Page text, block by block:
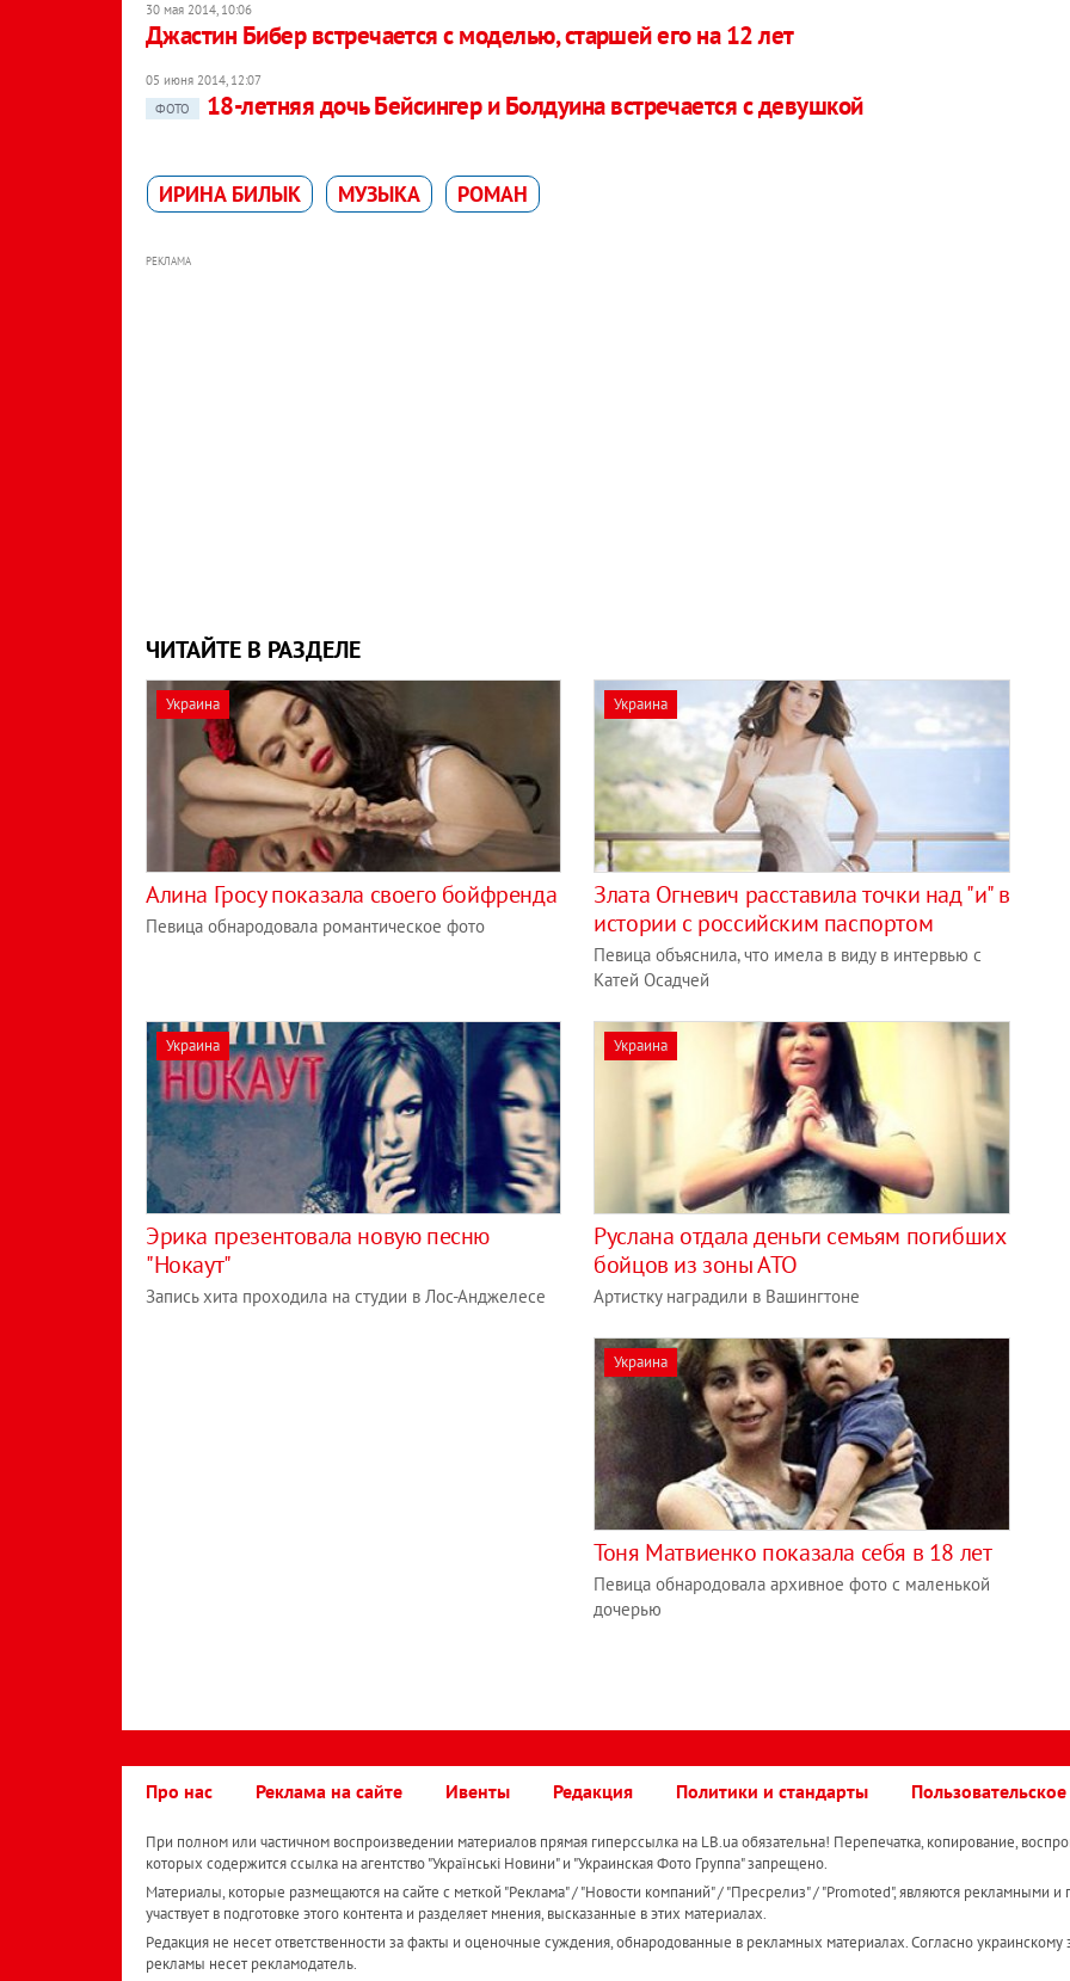
30 мая 2014, 10:06
Джастин Бибер встречается с моделью, старшей его на 12 лет
05 июня 2014, 12:07
ФОТО
18-летняя дочь Бейсингер и Болдуина встречается с девушкой
ИРИНА БИЛЫК МУЗЫКА РОМАН
РЕКЛАМА
ЧИТАЙТЕ В РАЗДЕЛЕ
Украина
Алина Гросу показала своего бойфренда
Певица обнародовала романтическое фото
Украина
Злата Огневич расставила точки над "и" в
истории с российским паспортом
Певица объяснила, что имела в виду в интервью с
Катей Осадчей
Украина
Эрика презентовала новую песню
"Нокаут"
Запись хита проходила на студии в Лос-Анджелесе
Украина
Руслана отдала деньги семьям погибших
бойцов из зоны АТО
Артистку наградили в Вашингтоне
Украина
Тоня Матвиенко показала себя в 18 лет
Певица обнародовала архивное фото с маленькой
дочерью
Про нас Реклама на сайте Ивенты Редакция Политики и стандарты
При полном или частичном воспроизведении материалов прямая гиперссылка на LB.ua обязательна! Перепечатка, копирование,
которых содержится ссылка на агентство "Українськi Новини" и "Украинская Фото Группа" запрещено.
Материалы, которые размещаются на сайте с меткой "Реклама" / "Новости компаний" / "Пресрелиз" / "Promoted", являются рекламными и
участвует в подготовке этого контента и разделяет мнения, высказанные в этих материалах.
Редакция не несет ответственности за факты и оценочные суждения, обнародованные в рекламных материалах. Согласно украинскому
рекламы несет рекламодатель.